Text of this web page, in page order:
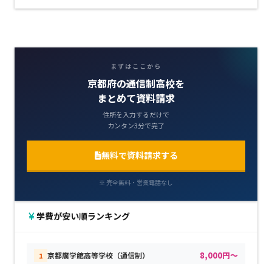
まずはここから
京都府の通信制高校を
まとめて資料請求
住所を入力するだけで
カンタン3分で完了
無料で資料請求する
※ 完全無料・営業電話なし
学費が安い順ランキング
1 京都廣学館高等学校（通信制） 8,000円～